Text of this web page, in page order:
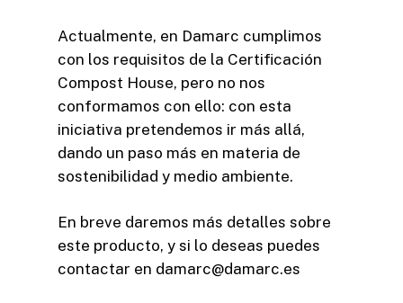
Actualmente, en Damarc cumplimos
con los requisitos de la Certificación
Compost House, pero no nos
conformamos con ello: con esta
iniciativa pretendemos ir más allá,
dando un paso más en materia de
sostenibilidad y medio ambiente.
En breve daremos más detalles sobre
este producto, y si lo deseas puedes
contactar en damarc@damarc.es